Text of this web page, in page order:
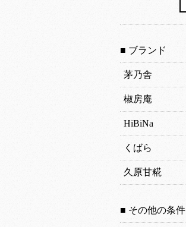
■ ブランド
茅乃舎
椒房庵
HiBiNa
くばら
久原甘糀
■ その他の条件